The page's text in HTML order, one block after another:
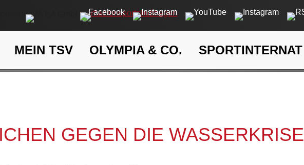
MEIN TSV OLYMPIA & CO. SPORTINTERNAT
GEGEN DIE WASSERKRISE